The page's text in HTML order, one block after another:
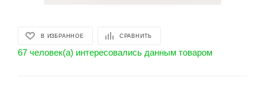
В ИЗБРАННОЕ СРАВНИТЬ
67 человек(а) интересовались данным товаром